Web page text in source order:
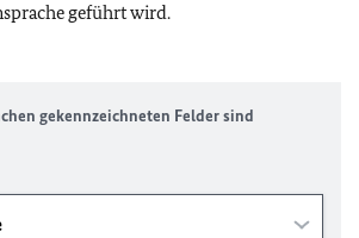
geführt wird.
gekennzeichneten Felder sind